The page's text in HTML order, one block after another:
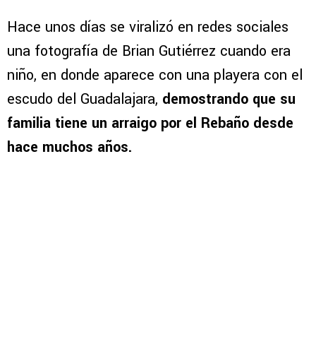
Hace unos días se viralizó en redes sociales
una fotografía de Brian Gutiérrez cuando era
niño, en donde aparece con una playera con el
escudo del Guadalajara, demostrando que su
familia tiene un arraigo por el Rebaño desde
hace muchos años.